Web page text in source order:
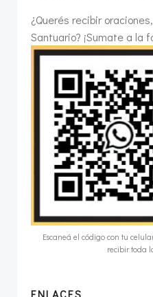
¿Querés recibir
Santuario? ¡Sumate a la
Escaneá el código con tu
recibir toda
ENLACES